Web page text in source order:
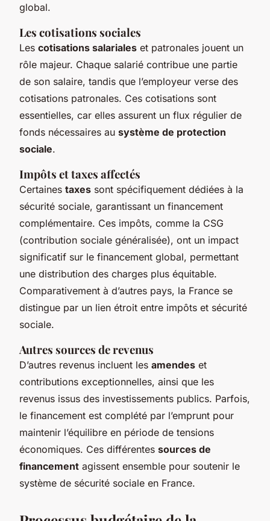
global.
Les cotisations sociales
Les cotisations salariales et patronales jouent un
rôle majeur. Chaque salarié contribue une partie
de son salaire, tandis que l’employeur verse des
cotisations patronales. Ces cotisations sont
essentielles, car elles assurent un flux régulier de
fonds nécessaires au système de protection
sociale.
Impôts et taxes affectés
Certaines taxes sont spécifiquement dédiées à la
sécurité sociale, garantissant un financement
complémentaire. Ces impôts, comme la CSG
(contribution sociale généralisée), ont un impact
significatif sur le financement global, permettant
une distribution des charges plus équitable.
Comparativement à d’autres pays, la France se
distingue par un lien étroit entre impôts et sécurité
sociale.
Autres sources de revenus
D’autres revenus incluent les amendes et
contributions exceptionnelles, ainsi que les
revenus issus des investissements publics. Parfois,
le financement est complété par l’emprunt pour
maintenir l’équilibre en période de tensions
économiques. Ces différentes sources de
financement agissent ensemble pour soutenir le
système de sécurité sociale en France.